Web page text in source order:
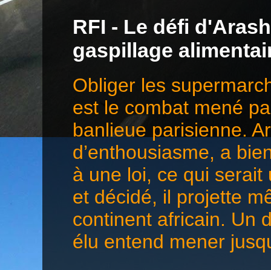
RFI - Le défi
gaspillage
Obliger les
est le combat mené
banlieue parisienne.
d’enthousiasme, a
à une loi, ce qui
et décidé, il projette
continent africain. Un
élu entend mener